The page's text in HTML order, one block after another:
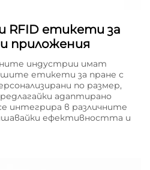
RFID етикети за
приложения
индустрии имат
етикети за пране с
по размер,
адаптирано
интегрира в различните
ефективността и